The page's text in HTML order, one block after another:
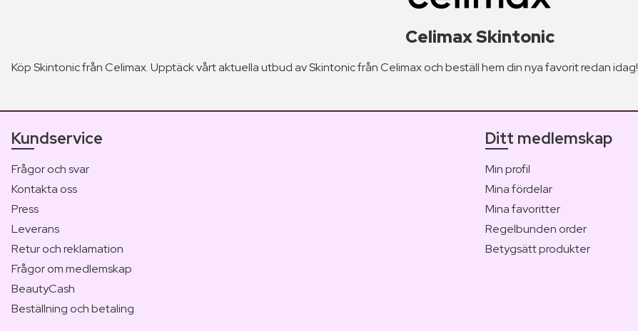
Celimax Skintonic
Köp Skintonic från Celimax. Upptäck vårt aktuella utbud av Skintonic från Celimax och beställ hem din nya favorit redan idag!
Kundservice
Frågor och svar
Kontakta oss
Press
Leverans
Retur och reklamation
Frågor om medlemskap
BeautyCash
Beställning och betaling
Ditt medlemskap
Min profil
Mina fördelar
Mina favoritter
Regelbunden order
Betygsätt produkter